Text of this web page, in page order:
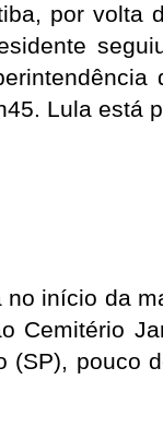
por volta
Lula está
no início da
Cemitério
(SP), pouco